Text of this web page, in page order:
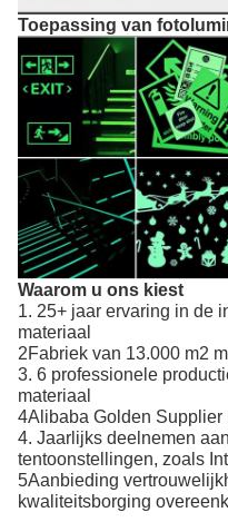
Toepassing van
Waarom u ons kiest
1. 25+ jaar ervaring in de
materiaal
2Fabriek van 13.000 m2
3. 6 professionele
materiaal
4Alibaba Golden Supplier
4. Jaarlijks deelnemen
tentoonstellingen, zoals
5Aanbieding
kwaliteitsborging